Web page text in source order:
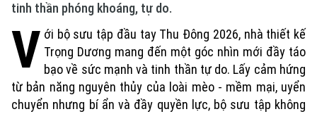
tinh thần phóng khoáng, tự do.
V ới bộ sưu tập đầu tay Thu Đông 2026, nhà thiết kế
Trọng Dương mang đến một góc nhìn mới đầy táo
bạo về sức mạnh và tinh thần tự do. Lấy cảm hứng
từ bản năng nguyên thủy của loài mèo - mềm mại, uyển
chuyển nhưng bí ẩn và đầy quyền lực, bộ sưu tập không